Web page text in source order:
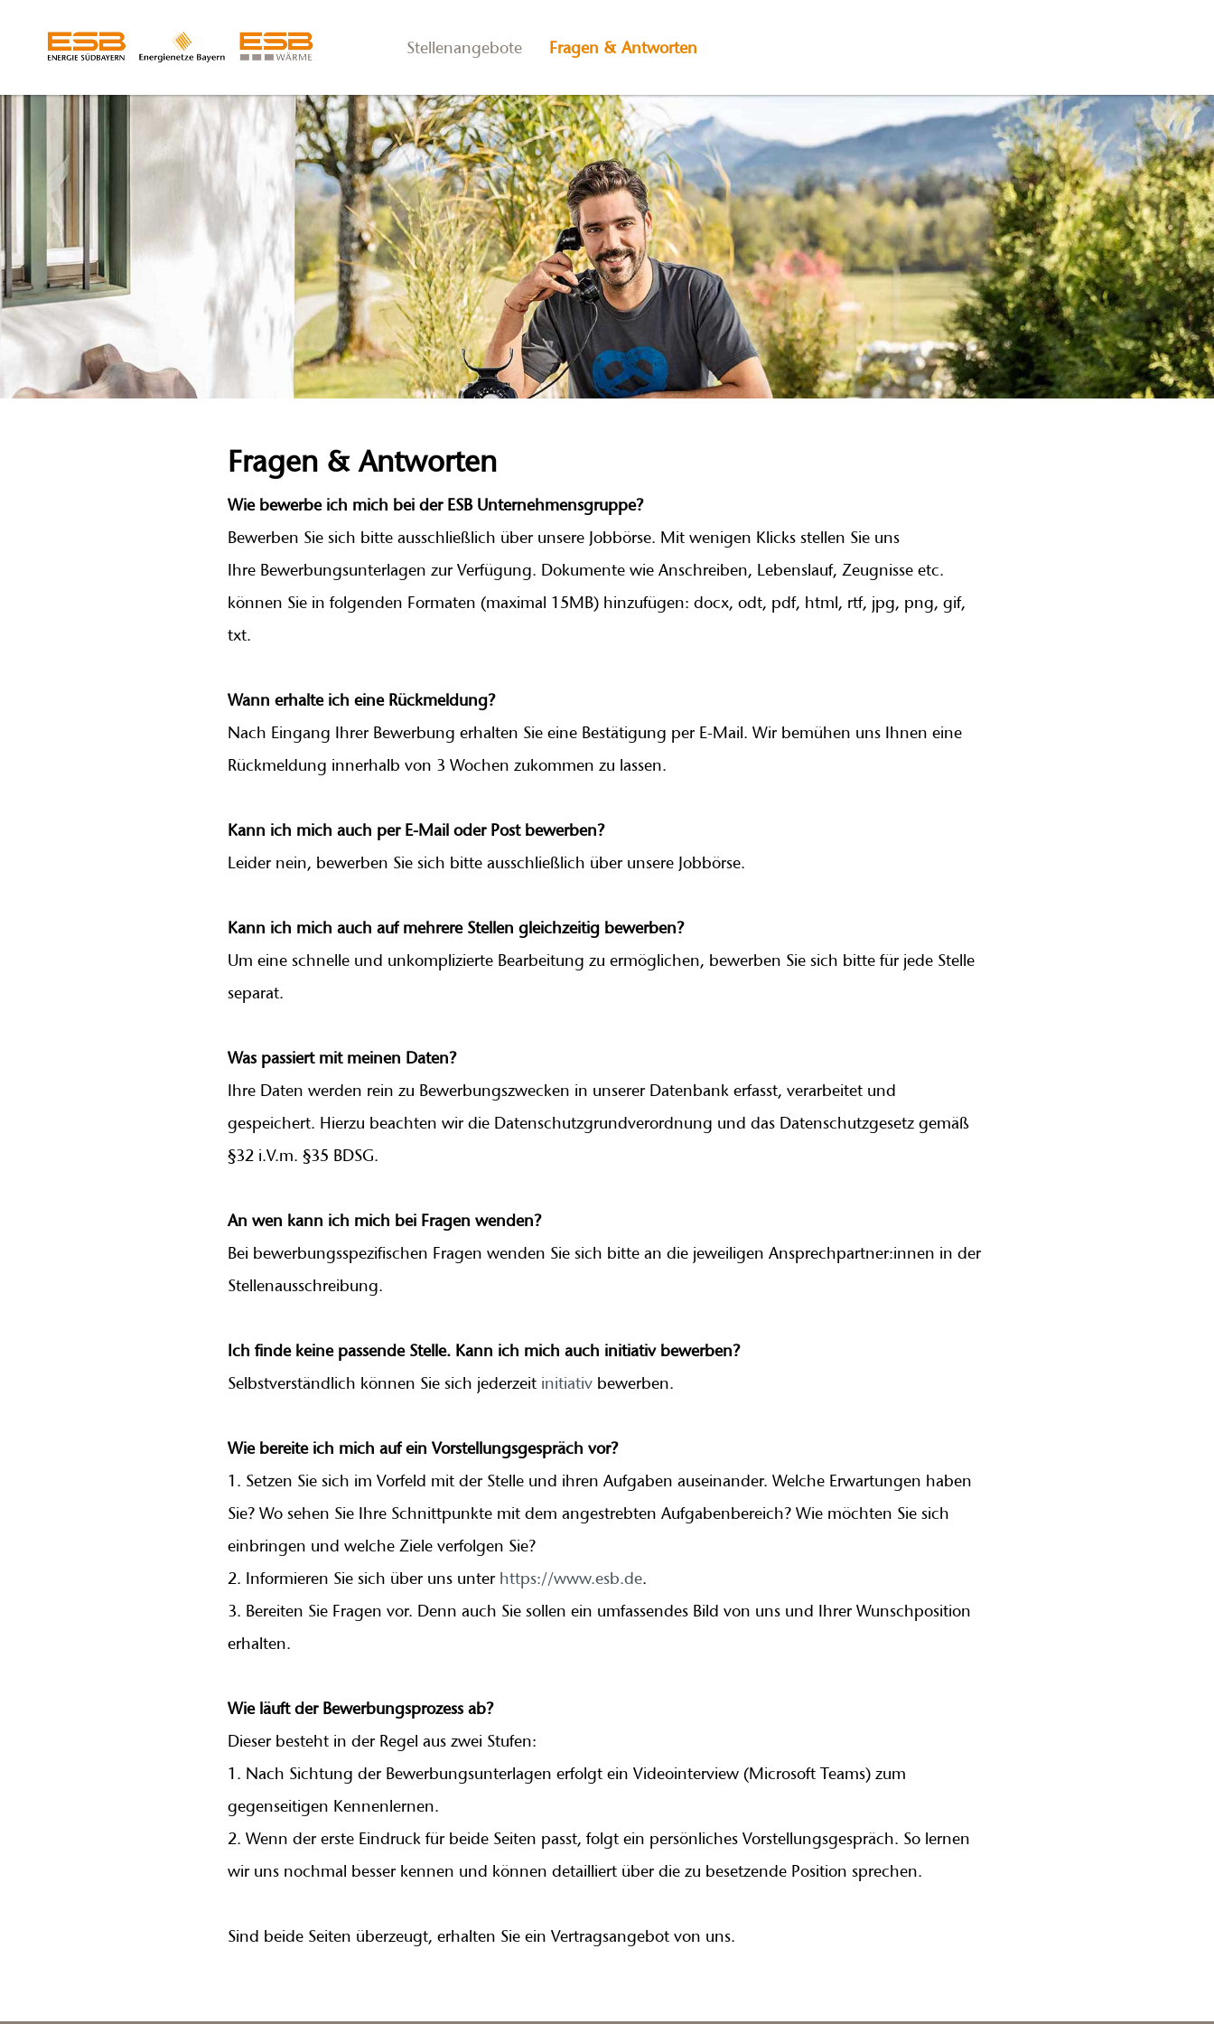
Stellenangebote Fragen & Antworten
Fragen & Antworten
Wie bewerbe ich mich bei der ESB Unternehmensgruppe?
Bewerben Sie sich bitte ausschließlich über unsere Jobbörse. Mit wenigen Klicks stellen Sie uns
Ihre Bewerbungsunterlagen zur Verfügung. Dokumente wie Anschreiben, Lebenslauf, Zeugnisse etc.
können Sie in folgenden Formaten (maximal 15MB) hinzufügen: docx, odt, pdf, html, rtf, jpg, png, gif,
txt.
Wann erhalte ich eine Rückmeldung?
Nach Eingang Ihrer Bewerbung erhalten Sie eine Bestätigung per E-Mail. Wir bemühen uns Ihnen eine
Rückmeldung innerhalb von 3 Wochen zukommen zu lassen.
Kann ich mich auch per E-Mail oder Post bewerben?
Leider nein, bewerben Sie sich bitte ausschließlich über unsere Jobbörse.
Kann ich mich auch auf mehrere Stellen gleichzeitig bewerben?
Um eine schnelle und unkomplizierte Bearbeitung zu ermöglichen, bewerben Sie sich bitte für jede Stelle
separat.
Was passiert mit meinen Daten?
Ihre Daten werden rein zu Bewerbungszwecken in unserer Datenbank erfasst, verarbeitet und
gespeichert. Hierzu beachten wir die Datenschutzgrundverordnung und das Datenschutzgesetz gemäß
§32 i.V.m. §35 BDSG.
An wen kann ich mich bei Fragen wenden?
Bei bewerbungsspezifischen Fragen wenden Sie sich bitte an die jeweiligen Ansprechpartner:innen in der
Stellenausschreibung.
Ich finde keine passende Stelle. Kann ich mich auch initiativ bewerben?
Selbstverständlich können Sie sich jederzeit initiativ bewerben.
Wie bereite ich mich auf ein Vorstellungsgespräch vor?
1. Setzen Sie sich im Vorfeld mit der Stelle und ihren Aufgaben auseinander. Welche Erwartungen haben
Sie? Wo sehen Sie Ihre Schnittpunkte mit dem angestrebten Aufgabenbereich? Wie möchten Sie sich
einbringen und welche Ziele verfolgen Sie?
2. Informieren Sie sich über uns unter https://www.esb.de.
3. Bereiten Sie Fragen vor. Denn auch Sie sollen ein umfassendes Bild von uns und Ihrer Wunschposition
erhalten.
Wie läuft der Bewerbungsprozess ab?
Dieser besteht in der Regel aus zwei Stufen:
1. Nach Sichtung der Bewerbungsunterlagen erfolgt ein Videointerview (Microsoft Teams) zum
gegenseitigen Kennenlernen.
2. Wenn der erste Eindruck für beide Seiten passt, folgt ein persönliches Vorstellungsgespräch. So lernen
wir uns nochmal besser kennen und können detailliert über die zu besetzende Position sprechen.
Sind beide Seiten überzeugt, erhalten Sie ein Vertragsangebot von uns.